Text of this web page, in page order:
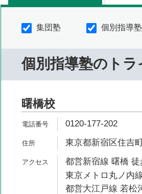
集団塾 個別指導塾
個別指導塾のトラ
曙橋校
0120-177-202
東京都新宿区住吉
都営新宿線 曙橋 徒
東京メトロ丸ノ内
都営大江戸線 若松